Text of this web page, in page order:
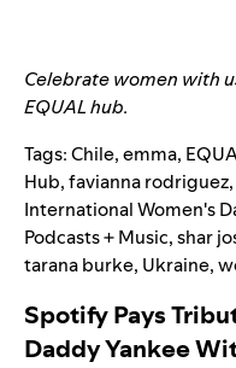
Celebrate women with
EQUAL hub.
Tags:Chile,emma,
Hub,favianna rodriguez,
International Women's
Podcasts + Music,shar
tarana burke, Ukraine,
Spotify Pays
Daddy Yankee